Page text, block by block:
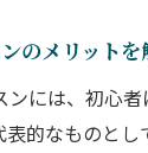
のメリットを
には、初心
表的なものと